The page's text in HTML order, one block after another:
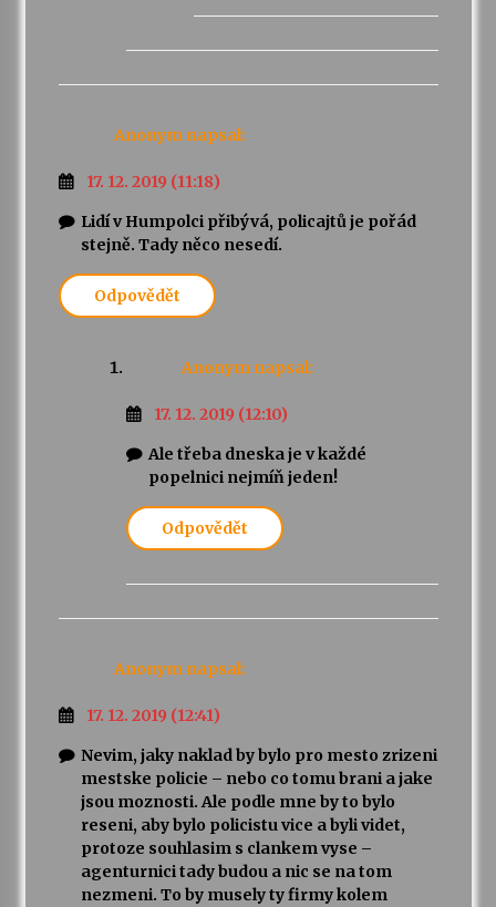
Anonym napsal:
17. 12. 2019 (11:18)
Lidí v Humpolci přibývá, policajtů je pořád
stejně. Tady něco nesedí.
Odpovědět
Anonym napsal:
17. 12. 2019 (12:10)
Ale třeba dneska je v každé
popelnici nejmíň jeden!
Odpovědět
Anonym napsal:
17. 12. 2019 (12:41)
Nevim, jaky naklad by bylo pro mesto zrizeni
mestske policie – nebo co tomu brani a jake
jsou moznosti. Ale podle mne by to bylo
reseni, aby bylo policistu vice a byli videt,
protoze souhlasim s clankem vyse –
agenturnici tady budou a nic se na tom
nezmeni. To by musely ty firmy kolem